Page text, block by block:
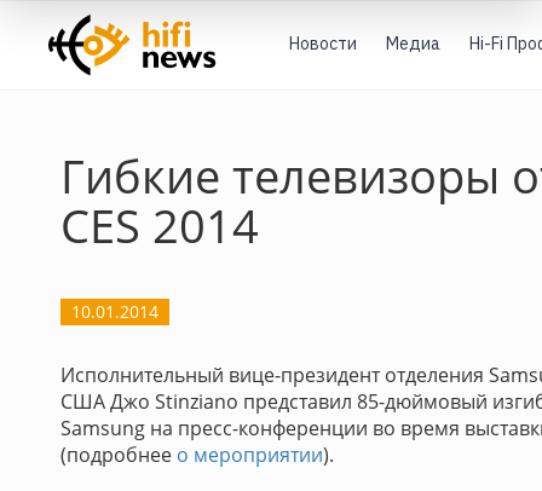
Новости Медиа Hi-Fi
Гибкие телевизоры
CES 2014
10.01.2014
Исполнительный вице-президент отделения
США Джо Stinziano представил 85-дюймовый
Samsung на пресс-конференции во время
(подробнее о мероприятии).